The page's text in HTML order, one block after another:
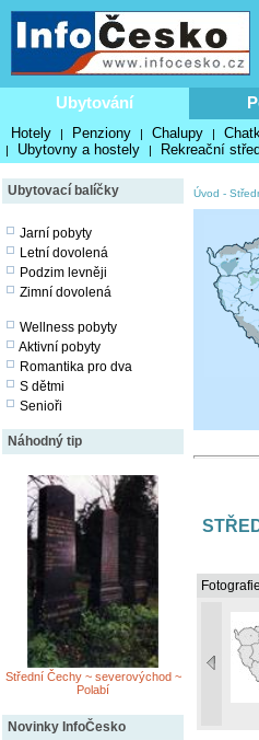
Ubytování
Hotely | Penziony | Chalupy |
| Ubytovny a hostely | Rekreační
Ubytovací balíčky
Jarní pobyty
Letní dovolená
Podzim levněji
Zimní dovolená
Wellness pobyty
Aktivní pobyty
Romantika pro dva
S dětmi
Senioři
Náhodný tip
Střední Čechy ~ severovýchod ~
Polabí
Novinky InfoČesko
Úvod -